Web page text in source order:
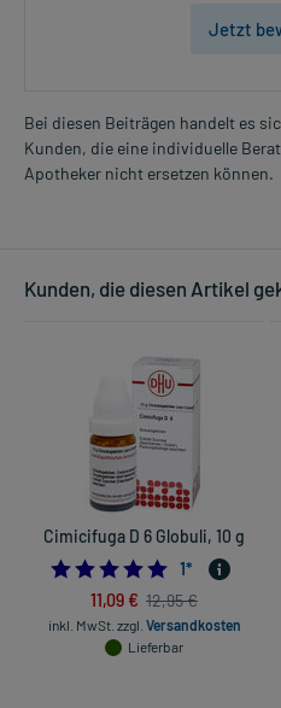
Jetzt
Bei diesen Beiträgen handelt es
Kunden, die eine individuelle
Apotheker nicht ersetzen können.
Kunden, die diesen Artikel
Cimicifuga D 6 Globuli, 10 g
5.0
1*
11,09 € 12,95 €
inkl. MwSt. zzgl. Versandkosten
Lieferbar